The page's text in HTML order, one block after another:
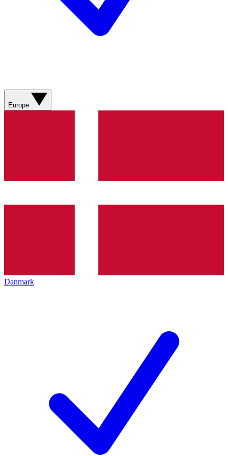
Europe
Danmark